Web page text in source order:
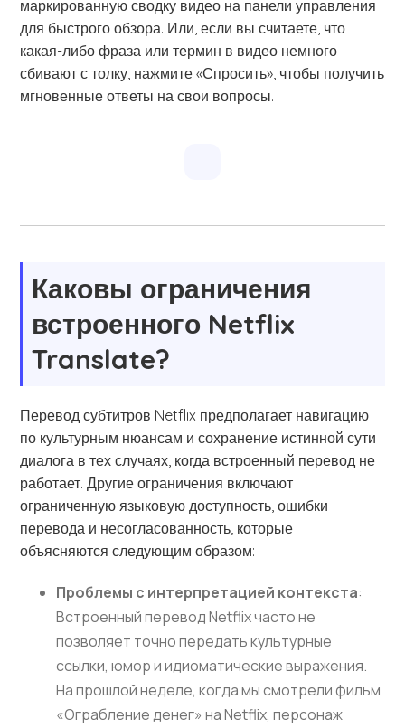
маркированную сводку видео на панели управления
для быстрого обзора. Или, если вы считаете, что
какая-либо фраза или термин в видео немного
сбивают с толку, нажмите «Спросить», чтобы получить
мгновенные ответы на свои вопросы.
Каковы ограничения
встроенного Netflix
Translate?
Перевод субтитров Netflix предполагает навигацию
по культурным нюансам и сохранение истинной сути
диалога в тех случаях, когда встроенный перевод не
работает. Другие ограничения включают
ограниченную языковую доступность, ошибки
перевода и несогласованность, которые
объясняются следующим образом:
Проблемы с интерпретацией контекста:
Встроенный перевод Netflix часто не
позволяет точно передать культурные
ссылки, юмор и идиоматические выражения.
На прошлой неделе, когда мы смотрели фильм
«Ограбление денег» на Netflix, персонаж